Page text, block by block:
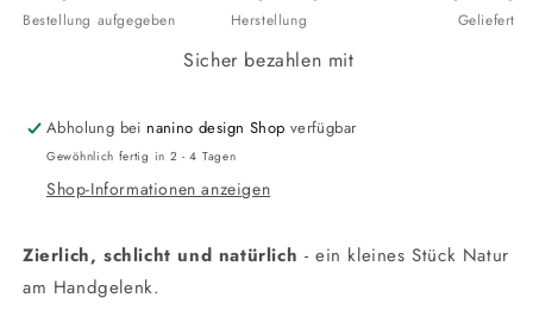
Bestellung aufgegeben Herstellung Geliefert
Sicher bezahlen mit
Abholung bei nanino design Shop verfügbar
Gewöhnlich fertig in 2 - 4 Tagen
Shop-Informationen anzeigen
Zierlich, schlicht und natürlich - ein kleines Stück Natur
am Handgelenk.